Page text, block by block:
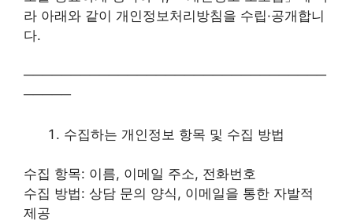
라 아래와 같이 개인정보처리방침을 수립·공개합니
다.
────────────────────────────────
─────
수집하는 개인정보 항목 및 수집 방법
수집 항목: 이름, 이메일 주소, 전화번호
수집 방법: 상담 문의 양식, 이메일을 통한 자발적
제공